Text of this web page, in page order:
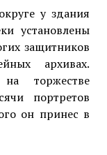
у здания
установлены
защитников
архивах.
торжестве
портретов
он принес в